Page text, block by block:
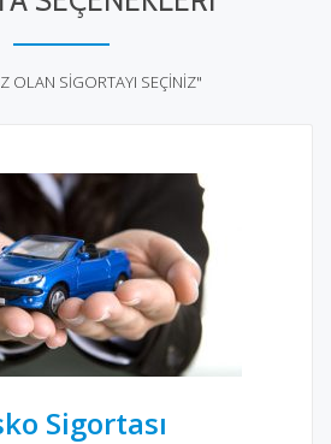
OLAN SİGORTAYI SEÇİNİZ"
Sigortası